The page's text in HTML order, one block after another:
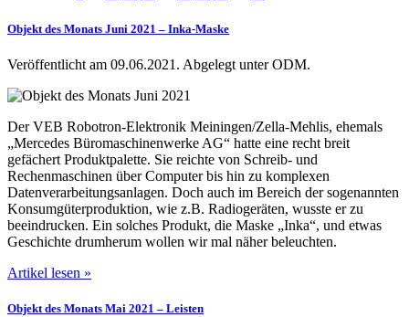
Objekt des Monats Juni 2021 – Inka-Maske
Veröffentlicht am 09.06.2021. Abgelegt unter ODM.
Der VEB Robotron-Elektronik Meiningen/Zella-Mehlis, ehemals
„Mercedes Büromaschinenwerke AG“ hatte eine recht breit
gefächert Produktpalette. Sie reichte von Schreib- und
Rechenmaschinen über Computer bis hin zu komplexen
Datenverarbeitungsanlagen. Doch auch im Bereich der sogenannten
Konsumgüterproduktion, wie z.B. Radiogeräten, wusste er zu
beeindrucken. Ein solches Produkt, die Maske „Inka“, und etwas
Geschichte drumherum wollen wir mal näher beleuchten.
Artikel lesen »
Objekt des Monats Mai 2021 ‒ Leisten